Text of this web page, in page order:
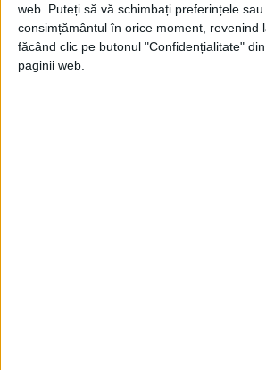
web. Puteți să vă schimbați preferințele
consimțământul în orice moment, revenind
făcând clic pe butonul "Confidențialitate"
paginii web.
Astfel, el era, încă din
măreției, ca înaintașii săi.